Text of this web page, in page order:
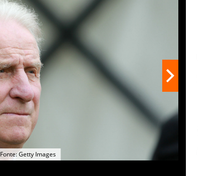
Fonte: Getty Images